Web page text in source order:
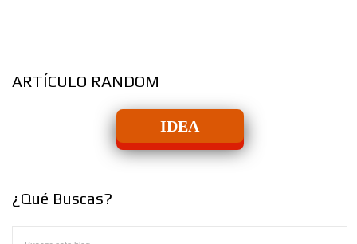
ARTÍCULO RANDOM
IDEA
¿Qué Buscas?